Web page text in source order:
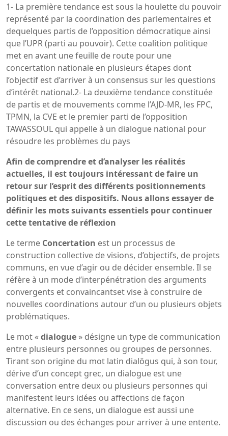
1- La première tendance est sous la houlette du pouvoir
représenté par la coordination des parlementaires et
dequelques partis de l’opposition démocratique ainsi
que l’UPR (parti au pouvoir). Cette coalition politique
met en avant une feuille de route pour une
concertation nationale en plusieurs étapes dont
l’objectif est d’arriver à un consensus sur les questions
d’intérêt national.2- La deuxième tendance constituée
de partis et de mouvements comme l’AJD-MR, les FPC,
TPMN, la CVE et le premier parti de l’opposition
TAWASSOUL qui appelle à un dialogue national pour
résoudre les problèmes du pays
Afin de comprendre et d’analyser les réalités
actuelles, il est toujours intéressant de faire un
retour sur l’esprit des différents positionnements
politiques et des dispositifs. Nous allons essayer de
définir les mots suivants essentiels pour continuer
cette tentative de réflexion
Le terme Concertation est un processus de
construction collective de visions, d’objectifs, de projets
communs, en vue d’agir ou de décider ensemble. Il se
réfère à un mode d’interpénétration des arguments
convergents et convaincantset vise à construire de
nouvelles coordinations autour d’un ou plusieurs objets
problématiques.
Le mot «dialogue » désigne un type de communication
entre plusieurs personnes ou groupes de personnes.
Tirant son origine du mot latin dialŏgus qui, à son tour,
dérive d’un concept grec, un dialogue est une
conversation entre deux ou plusieurs personnes qui
manifestent leurs idées ou affections de façon
alternative. En ce sens, un dialogue est aussi une
discussion ou des échanges pour arriver à une entente.